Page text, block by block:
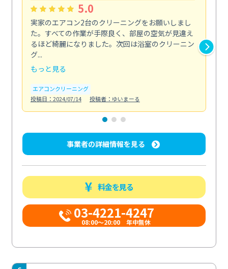
5.0
実家のエアコン2台のクリーニングをお願いしまし
た。すべての作業が手際良く、部屋の空気が見違え
るほど綺麗になりました。次回は浴室のクリーニン
グ...
もっと見る
エアコンクリーニング
投稿日：2024/07/14
投稿者：ゆいまーる
事業者の詳細情報を見る
料金を見る
03-4221-4247
08:00～20:00 年中無休